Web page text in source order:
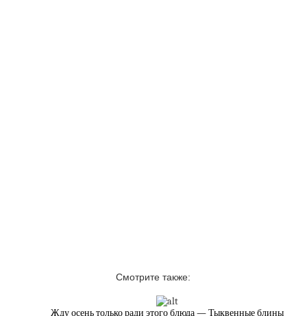
Смотрите также:
Жду осень только ради этого блюда — Тыквенные блины